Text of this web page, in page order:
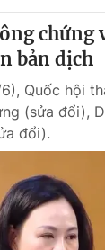
chứng
bản dịch
Quốc hội
(sửa đổi),
đổi).